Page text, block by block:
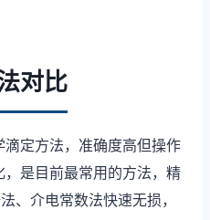
对比
定方法，准确度高但操作
是目前最常用的方法，精
、介电常数法快速无损，